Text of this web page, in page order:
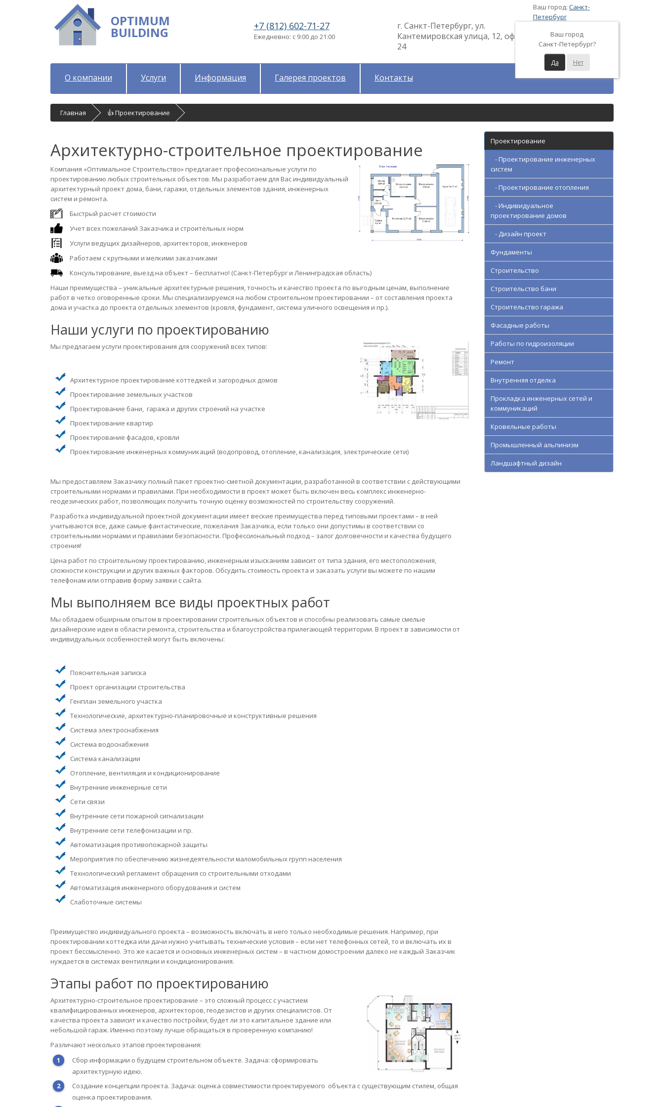
OPTIMUM
BUILDING +7 (812) 602-71-27
Ежедневно: с 9:00 до 21:00
г. Санкт-Петербург, ул.
Кантемировская улица, 12, оф.
24
Ваш город: Санкт-
Петербург
Ваш город
Санкт-Петербург?
Да Нет
О компании Услуги Информация Галерея проектов Контакты
Главная 👍 Проектирование
Архитектурно-строительное проектирование
Компания «Оптимальное Строительство» предлагает профессиональные услуги по
проектированию любых строительных объектов. Мы разработаем для Вас индивидуальный
архитектурный проект дома, бани, гаражи, отдельных элементов здания, инженерных
систем и ремонта.
Быстрый расчет стоимости
Учет всех пожеланий Заказчика и строительных норм
Услуги ведущих дизайнеров, архитекторов, инженеров
Работаем с крупными и мелкими заказчиками
Консультирование, выезд на объект – бесплатно! (Санкт-Петербург и Ленинградская область)
Наши преимущества – уникальные архитектурные решения, точность и качество проекта по выгодным ценам, выполнение
работ в четко оговоренные сроки. Мы специализируемся на любом строительном проектировании – от составления проекта
дома и участка до проекта отдельных элементов (кровля, фундамент, система уличного освещения и пр.).
Наши услуги по проектированию
Мы предлагаем услуги проектирования для сооружений всех типов:
Архитектурное проектирование коттеджей и загородных домов
Проектирование земельных участков
Проектирование бани, гаража и других строений на участке
Проектирование квартир
Проектирование фасадов, кровли
Проектирование инженерных коммуникаций (водопровод, отопление, канализация, электрические сети)
Мы предоставляем Заказчику полный пакет проектно-сметной документации, разработанной в соответствии с действующими
строительными нормами и правилами. При необходимости в проект может быть включен весь комплекс инженерно-
геодезических работ, позволяющих получить точную оценку возможностей по строительству сооружений.
Разработка индивидуальной проектной документации имеет веские преимущества перед типовыми проектами – в ней
учитываются все, даже самые фантастические, пожелания Заказчика, если только они допустимы в соответствии со
строительными нормами и правилами безопасности. Профессиональный подход – залог долговечности и качества будущего
строения!
Цена работ по строительному проектированию, инженерным изысканиям зависит от типа здания, его местоположения,
сложности конструкции и других важных факторов. Обсудить стоимость проекта и заказать услуги вы можете по нашим
телефонам или отправив форму заявки с сайта.
Мы выполняем все виды проектных работ
Мы обладаем обширным опытом в проектировании строительных объектов и способны реализовать самые смелые
дизайнерские идеи в области ремонта, строительства и благоустройства прилегающей территории. В проект в зависимости от
индивидуальных особенностей могут быть включены:
Пояснительная записка
Проект организации строительства
Генплан земельного участка
Технологические, архитектурно-планировочные и конструктивные решения
Система электроснабжения
Система водоснабжения
Система канализации
Отопление, вентиляция и кондиционирование
Внутренние инженерные сети
Сети связи
Внутренние сети пожарной сигнализации
Внутренние сети телефонизации и пр.
Автоматизация противопожарной защиты
Мероприятия по обеспечению жизнедеятельности маломобильных групп населения
Технологический регламент обращения со строительными отходами
Автоматизация инженерного оборудования и систем
Слаботочные системы
Преимущество индивидуального проекта – возможность включать в него только необходимые решения. Например, при
проектировании коттеджа или дачи нужно учитывать технические условия – если нет телефонных сетей, то и включать их в
проект бессмысленно. Это же касается и основных инженерных систем – в частном домостроении далеко не каждый Заказчик
нуждается в системах вентиляции и кондиционирования.
Этапы работ по проектированию
Архитектурно-строительное проектирование – это сложный процесс с участием
квалифицированных инженеров, архитекторов, геодезистов и других специалистов. От
качества проекта зависит и качество постройки, будет ли это капитальное здание или
небольшой гараж. Именно поэтому лучше обращаться в проверенную компанию!
Различают несколько этапов проектирования:
Сбор информации о будущем строительном объекте. Задача: сформировать
архитектурную идею.
Создание концепции проекта. Задача: оценка совместимости проектируемого объекта с существующим стилем, общая
оценка проектирования.
Проектирование
- Проектирование инженерных
систем
- Проектирование отопления
- Индивидуальное
проектирование домов
- Дизайн проект
Фундаменты
Строительство
Строительство бани
Строительство гаража
Фасадные работы
Работы по гидроизоляции
Ремонт
Внутренняя отделка
Прокладка инженерных сетей и
коммуникаций
Кровельные работы
Промышленный альпинизм
Ландшафтный дизайн